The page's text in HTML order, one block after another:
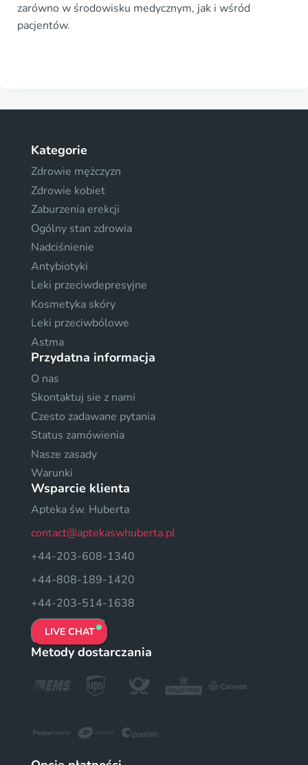
zarówno w środowisku medycznym, jak i wśród
pacjentów.
Kategorie
Zdrowie mężczyzn
Zdrowie kobiet
Zaburzenia erekcji
Ogólny stan zdrowia
Nadciśnienie
Antybiotyki
Leki przeciwdepresyjne
Kosmetyka skóry
Leki przeciwbólowe
Astma
Przydatna informacja
O nas
Skontaktuj sie z nami
Czesto zadawane pytania
Status zamówienia
Nasze zasady
Warunki
Wsparcie klienta
Apteka św. Huberta
contact@aptekaswhuberta.pl
+44-203-608-1340
+44-808-189-1420
+44-203-514-1638
LIVE CHAT
Metody dostarczania